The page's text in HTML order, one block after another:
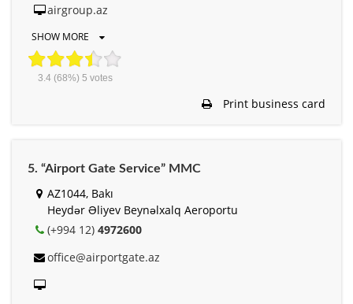
airgroup.az
SHOW MORE
3.4(68%) 5 votes
Print business card
5. “Airport Gate Service” MMC
AZ1044, Bakı
Heydər Əliyev Beynəlxalq Aeroportu
(+994 12) 4972600
office@airportgate.az